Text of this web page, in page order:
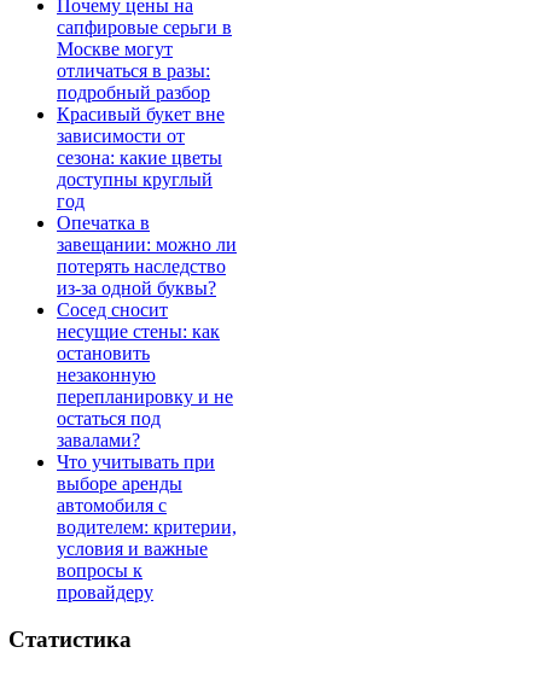
Почему цены на
сапфировые серьги в
Москве могут
отличаться в разы:
подробный разбор
Красивый букет вне
зависимости от
сезона: какие цветы
доступны круглый
год
Опечатка в
завещании: можно ли
потерять наследство
из-за одной буквы?
Сосед сносит
несущие стены: как
остановить
незаконную
перепланировку и не
остаться под
завалами?
Что учитывать при
выборе аренды
автомобиля с
водителем: критерии,
условия и важные
вопросы к
провайдеру
Статистика